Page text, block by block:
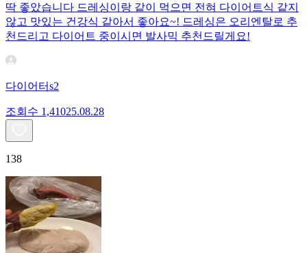
딱 좋았습니다 드레싱이랑 같이 먹으면 전혀 다이어트식 같지
않고 맛있는 건강식 같아서 좋아요~! 드레싱은 오리엔탈로 추
천드리고 다이어트 중이시면 발사믹 추천드릴게요!
다이어터s2
조회수 1,41025.08.28
138